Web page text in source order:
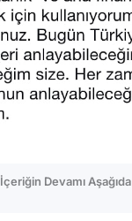
İçeriğin Devamı Aşağıda